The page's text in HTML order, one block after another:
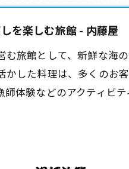
を楽しむ旅館 - 内藤屋
む旅館として、新鮮な海
かした料理は、多くのお
師体験などのアクティビ